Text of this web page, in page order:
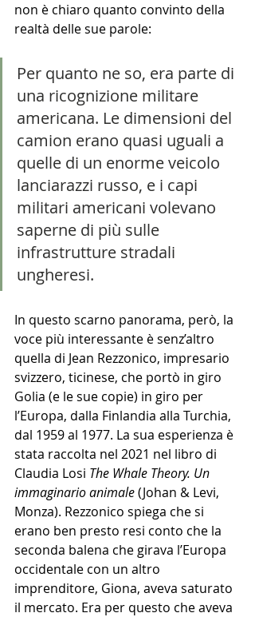
non è chiaro quanto convinto della
realtà delle sue parole:
Per quanto ne so, era parte di
una ricognizione militare
americana. Le dimensioni del
camion erano quasi uguali a
quelle di un enorme veicolo
lanciarazzi russo, e i capi
militari americani volevano
saperne di più sulle
infrastrutture stradali
ungheresi.
In questo scarno panorama, però, la
voce più interessante è senz’altro
quella di Jean Rezzonico, impresario
svizzero, ticinese, che portò in giro
Golia (e le sue copie) in giro per
l’Europa, dalla Finlandia alla Turchia,
dal 1959 al 1977. La sua esperienza è
stata raccolta nel 2021 nel libro di
Claudia Losi The Whale Theory. Un
immaginario animale (Johan & Levi,
Monza). Rezzonico spiega che si
erano ben presto resi conto che la
seconda balena che girava l’Europa
occidentale con un altro
imprenditore, Giona, aveva saturato
il mercato. Era per questo che aveva